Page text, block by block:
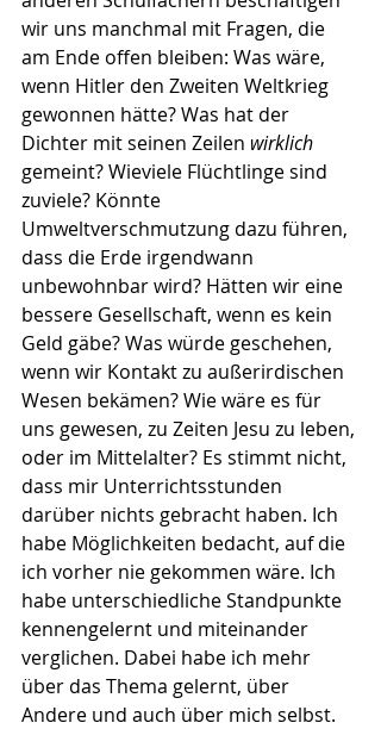
wir uns manchmal mit Fragen, die
am Ende offen bleiben: Was wäre,
wenn Hitler den Zweiten Weltkrieg
gewonnen hätte? Was hat der
Dichter mit seinen Zeilen wirklich
gemeint? Wieviele Flüchtlinge sind
zuviele? Könnte
Umweltverschmutzung dazu führen,
dass die Erde irgendwann
unbewohnbar wird? Hätten wir eine
bessere Gesellschaft, wenn es kein
Geld gäbe? Was würde geschehen,
wenn wir Kontakt zu außerirdischen
Wesen bekämen? Wie wäre es für
uns gewesen, zu Zeiten Jesu zu leben,
oder im Mittelalter? Es stimmt nicht,
dass mir Unterrichtsstunden
darüber nichts gebracht haben. Ich
habe Möglichkeiten bedacht, auf die
ich vorher nie gekommen wäre. Ich
habe unterschiedliche Standpunkte
kennengelernt und miteinander
verglichen. Dabei habe ich mehr
über das Thema gelernt, über
Andere und auch über mich selbst.